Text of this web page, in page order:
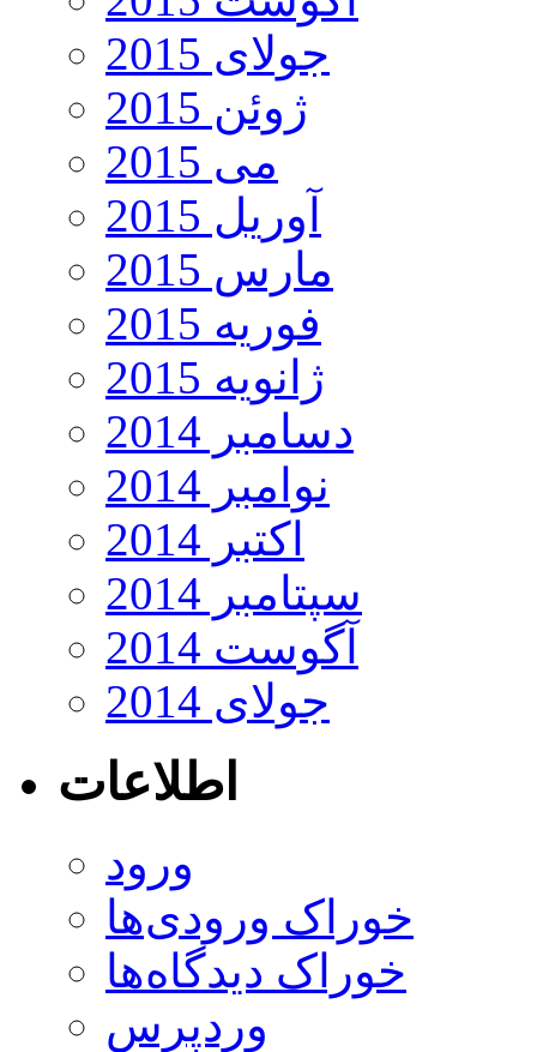
جولای 2015
ژوئن 2015
می 2015
آوریل 2015
مارس 2015
فوریه 2015
ژانویه 2015
دسامبر 2014
نوامبر 2014
اکتبر 2014
سپتامبر 2014
آگوست 2014
جولای 2014
اطلاعات
ورود
خوراک ورودی‌ها
خوراک دیدگاه‌ها
وردپرس